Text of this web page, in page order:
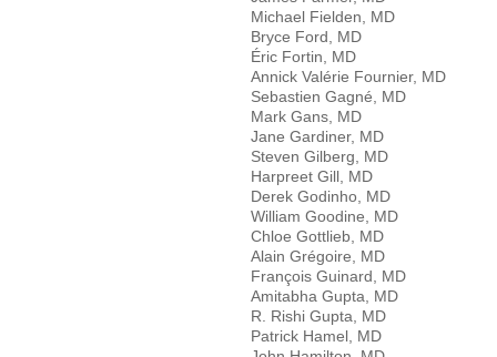
Michael Fielden, MD
Bryce Ford, MD
Éric Fortin, MD
Annick Valérie Fournier, MD
Sebastien Gagné, MD
Mark Gans, MD
Jane Gardiner, MD
Steven Gilberg, MD
Harpreet Gill, MD
Derek Godinho, MD
William Goodine, MD
Chloe Gottlieb, MD
Alain Grégoire, MD
François Guinard, MD
Amitabha Gupta, MD
R. Rishi Gupta, MD
Patrick Hamel, MD